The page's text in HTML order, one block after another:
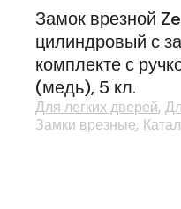
Замок врезной
цилиндровый с
комплекте с
(медь), 5 кл.
Для легких дверей
Замки врезные